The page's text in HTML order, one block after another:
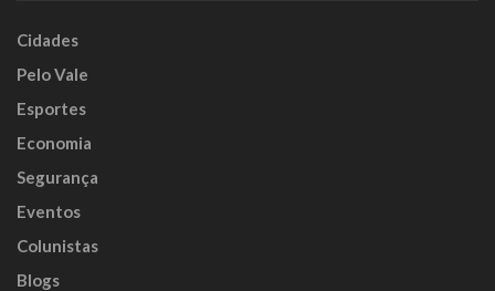
Cidades
Pelo Vale
Esportes
Economia
Segurança
Eventos
Colunistas
Blogs